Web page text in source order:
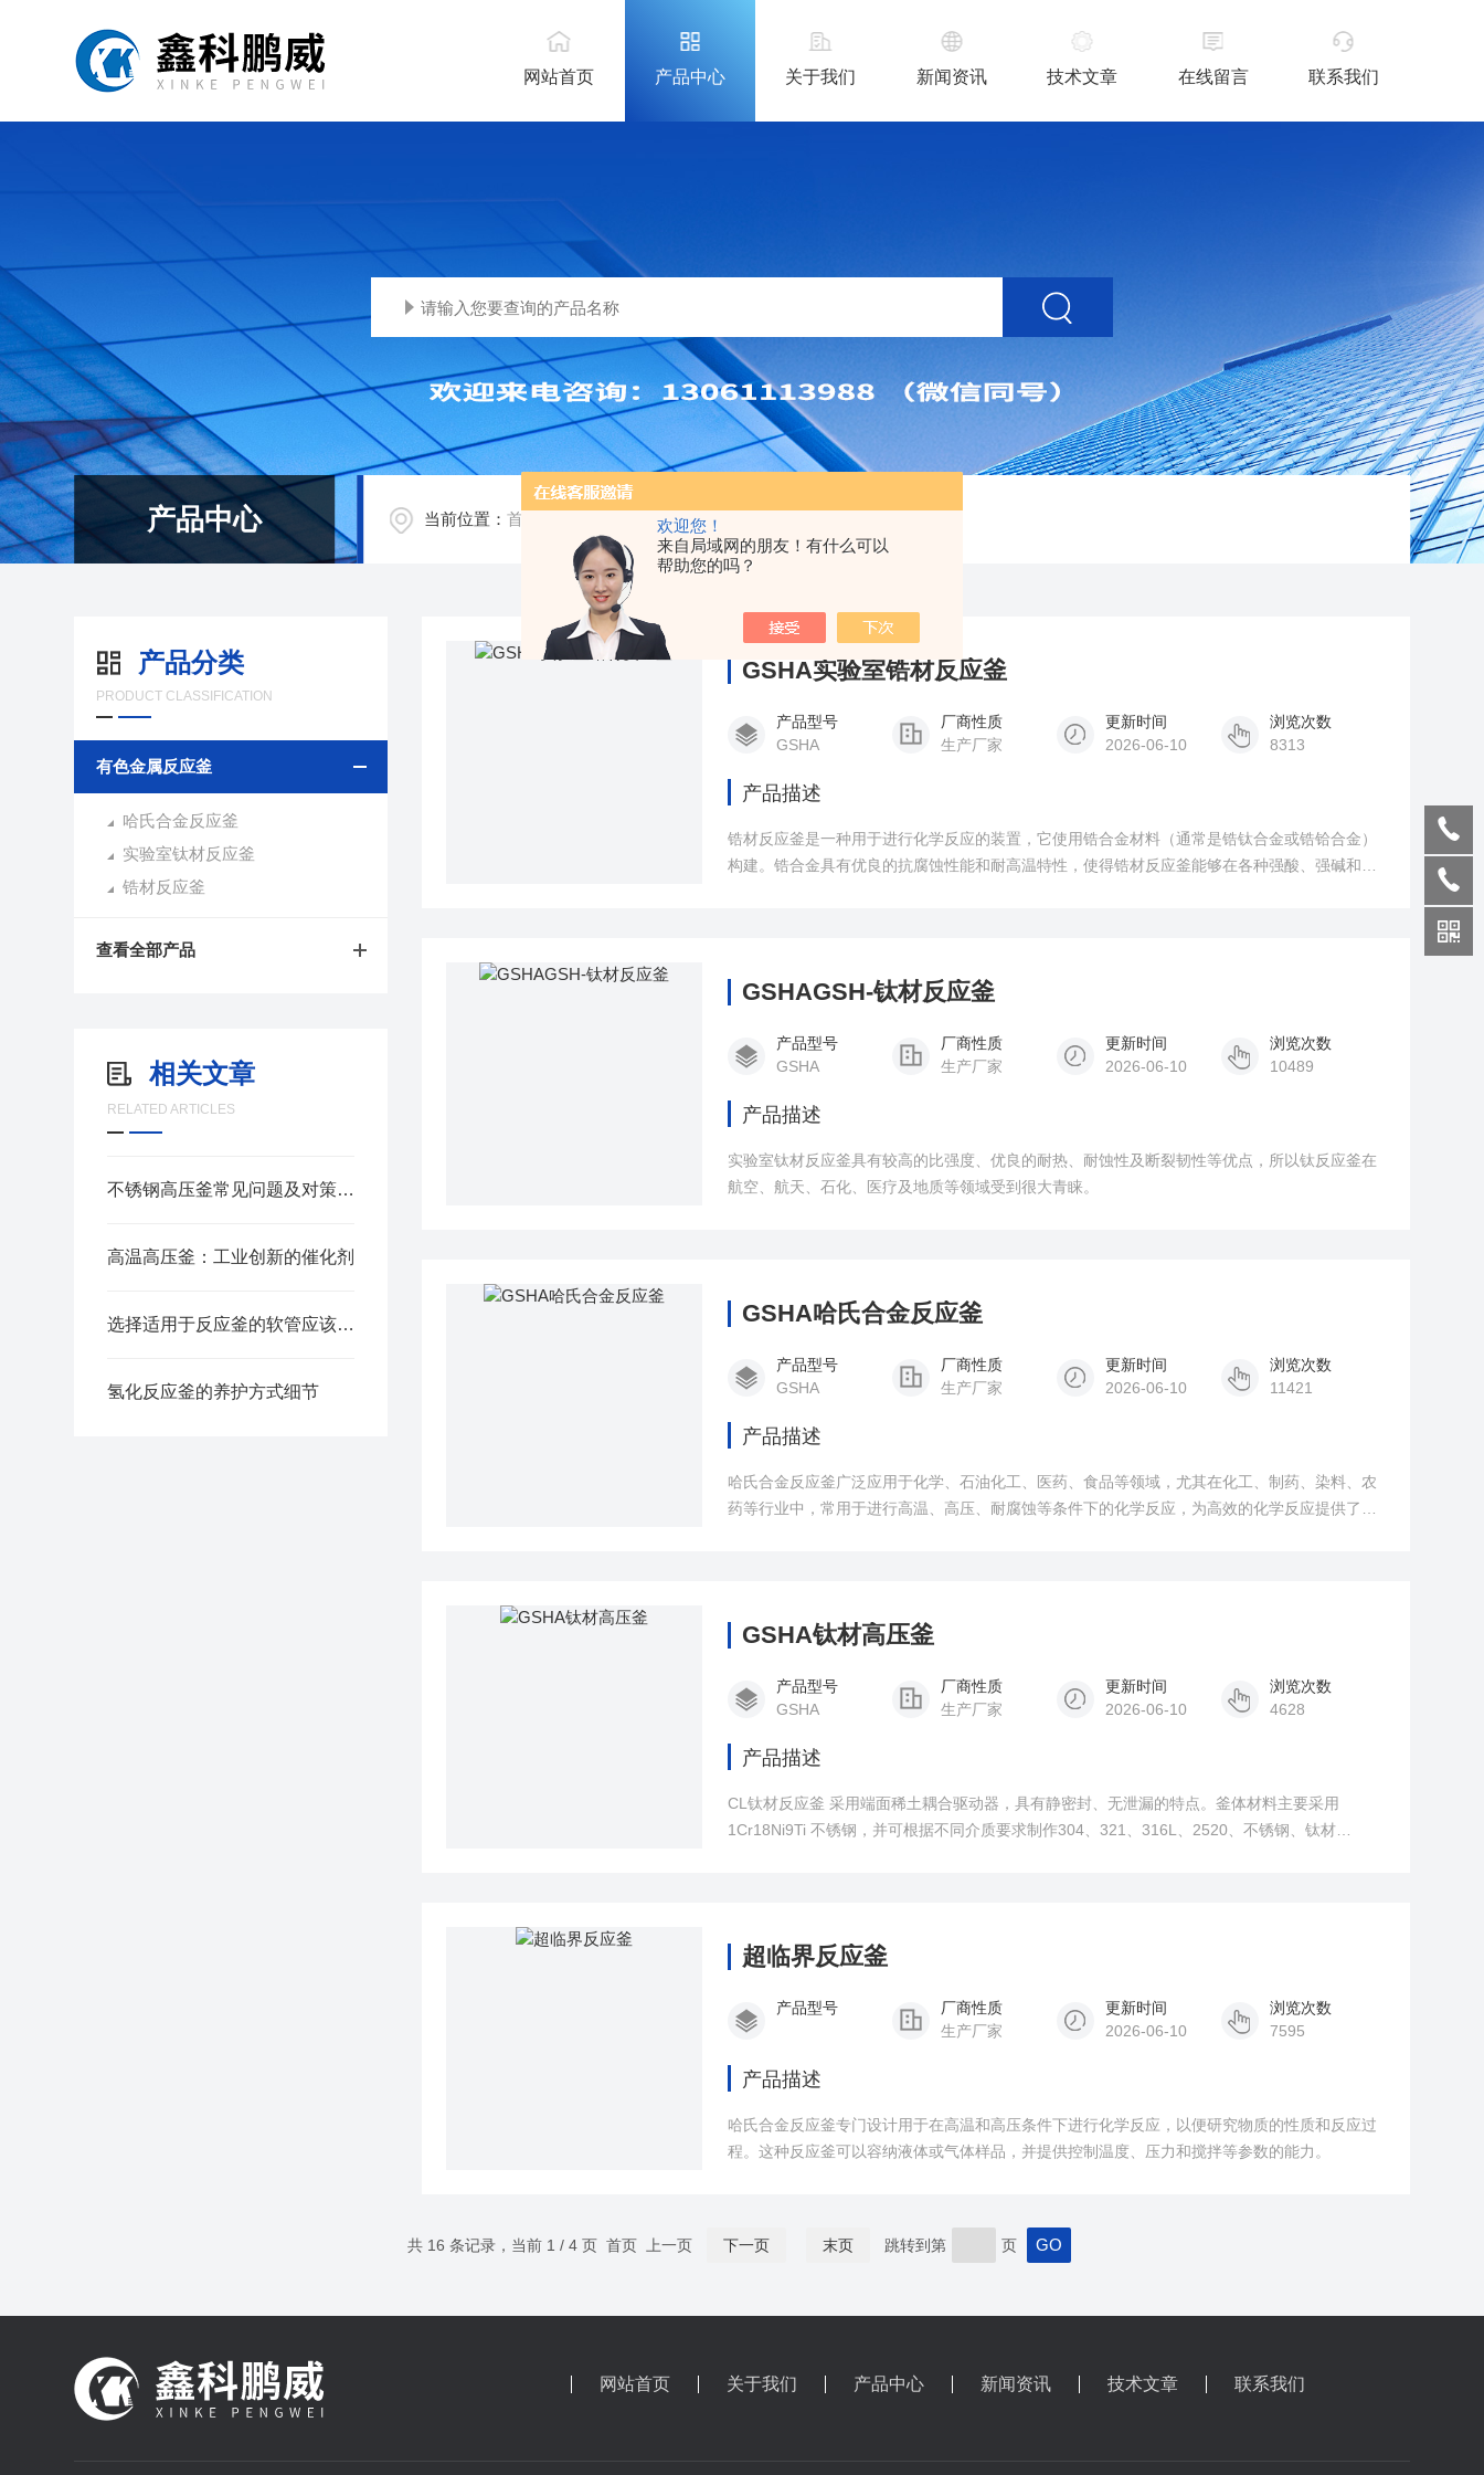
欢迎您！
来自局域网的朋友！有什么可以
帮助您的吗？
网站首页 产品中心 关于我们 新闻资讯 技术文章 在线留言 联系我们
产品中心 当前位置：首页 有色金属反应釜
产品分类
PRODUCT CLASSIFICATION
有色金属反应釜
哈氏合金反应釜
实验室钛材反应釜
锆材反应釜
查看全部产品
相关文章
RELATED ARTICLES
不锈钢高压釜常见问题及对策研究
高温高压釜：工业创新的催化剂
选择适用于反应釜的软管应该怎么考虑
氢化反应釜的养护方式细节
GSHA实验室锆材反应釜
产品型号
GSHA
厂商性质
生产厂家
更新时间
2026-06-10
浏览次数
8313
产品描述
锆材反应釜是一种用于进行化学反应的装置，它使用锆合金材料（通常是锆钛合金或锆铪合金）
构建。锆合金具有优良的抗腐蚀性能和耐高温特性，使得锆材反应釜能够在各种强酸、强碱和高
GSHAGSH-钛材反应釜
产品型号
GSHA
厂商性质
生产厂家
更新时间
2026-06-10
浏览次数
10489
产品描述
实验室钛材反应釜具有较高的比强度、优良的耐热、耐蚀性及断裂韧性等优点，所以钛反应釜在
航空、航天、石化、医疗及地质等领域受到很大青睐。
GSHA哈氏合金反应釜
产品型号
GSHA
厂商性质
生产厂家
更新时间
2026-06-10
浏览次数
11421
产品描述
哈氏合金反应釜广泛应用于化学、石油化工、医药、食品等领域，尤其在化工、制药、染料、农
药等行业中，常用于进行高温、高压、耐腐蚀等条件下的化学反应，为高效的化学反应提供了重
GSHA钛材高压釜
产品型号
GSHA
厂商性质
生产厂家
更新时间
2026-06-10
浏览次数
4628
产品描述
CL钛材反应釜 采用端面稀土耦合驱动器，具有静密封、无泄漏的特点。釜体材料主要采用
1Cr18Ni9Ti 不锈钢，并可根据不同介质要求制作304、321、316L、2520、不锈钢、钛材
超临界反应釜
产品型号
厂商性质
生产厂家
更新时间
2026-06-10
浏览次数
7595
产品描述
哈氏合金反应釜专门设计用于在高温和高压条件下进行化学反应，以便研究物质的性质和反应过
程。这种反应釜可以容纳液体或气体样品，并提供控制温度、压力和搅拌等参数的能力。
共 16 条记录，当前 1 / 4 页 首页 上一页 下一页 末页 跳转到第 页
网站首页 关于我们 产品中心 新闻资讯 技术文章 联系我们